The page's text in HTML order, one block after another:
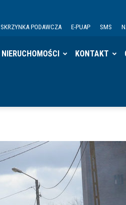
SKRZYNKA PODAWCZA E-PUAP SMS
NIERUCHOMOŚCI KONTAKT